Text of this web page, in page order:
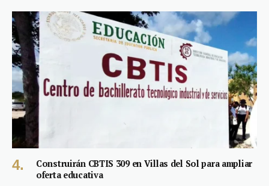
Construirán CBTIS 309 en Villas del Sol para ampliar
oferta educativa